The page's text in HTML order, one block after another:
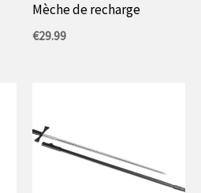
Mèche de recharge
€29.99